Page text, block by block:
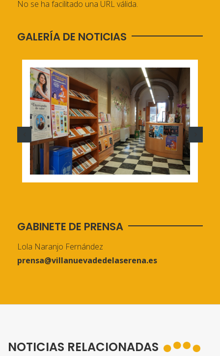
No se ha facilitado una URL válida.
GALERÍA DE NOTICIAS
GABINETE DE PRENSA
Lola Naranjo Fernández
prensa@villanuevadedelaserena.es
NOTICIAS RELACIONADAS